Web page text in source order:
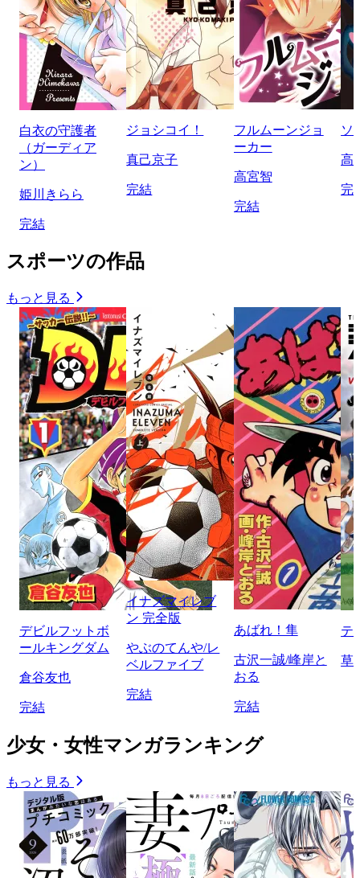
白衣の守護者
（ガーディア
ン）
姫川きらら
完結
ジョシコイ！
真己京子
完結
フルムーンジョ
ーカー
高宮智
完結
ソ
高
完
スポーツの作品
もっと見る
デビルフットボ
ールキングダム
倉谷友也
完結
イナズマイレブ
ン 完全版
やぶのてんや/レ
ベルファイブ
完結
あばれ！隼
古沢一誠/峰岸と
おる
完結
テ
草
少女・女性マンガランキング
もっと見る